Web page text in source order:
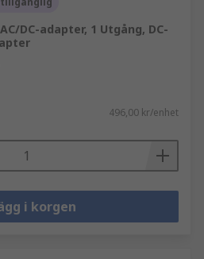
DC-adapter, 1 Utgång, DC-
496,00 kr/enhet
i korgen